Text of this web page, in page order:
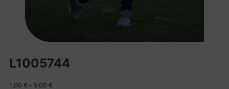
L1005744
1,00 € – 5,00 €